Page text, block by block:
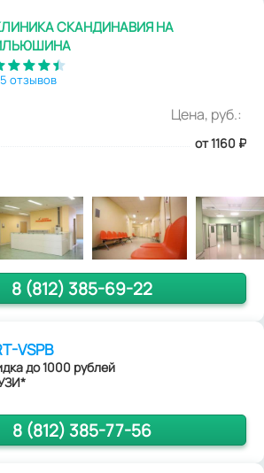
СКАНДИНАВИЯ НА
отзывов
Цена, руб.:
от 1160 ₽
8 (812) 385-69-22
VSPB
до 1000 рублей
8 (812) 385-77-56